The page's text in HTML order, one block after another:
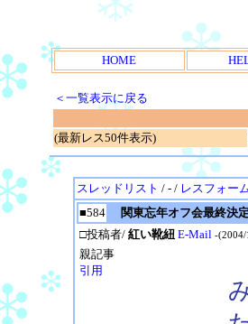
HOME
＜一覧表示に戻る
(最新レス50件表示)
スレッドリスト / - / レスフォー
■584
関東忘年オフ会最終決定
□投稿者/ 紅い靴紐 E-Mail -(2004/
親記事
引用